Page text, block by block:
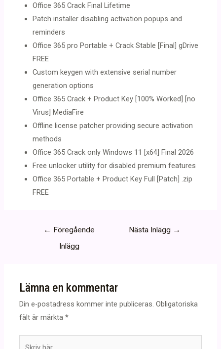
Office 365 Crack Final Lifetime
Patch installer disabling activation popups and
reminders
Office 365 pro Portable + Crack Stable [Final] gDrive
FREE
Custom keygen with extensive serial number
generation options
Office 365 Crack + Product Key [100% Worked] [no
Virus] MediaFire
Offline license patcher providing secure activation
methods
Office 365 Crack only Windows 11 [x64] Final 2026
Free unlocker utility for disabled premium features
Office 365 Portable + Product Key Full [Patch] .zip
FREE
Inläggsnavigering
← Föregående
Inlägg
Nästa Inlägg →
Lämna en kommentar
Din e-postadress kommer inte publiceras. Obligatoriska
fält är märkta*